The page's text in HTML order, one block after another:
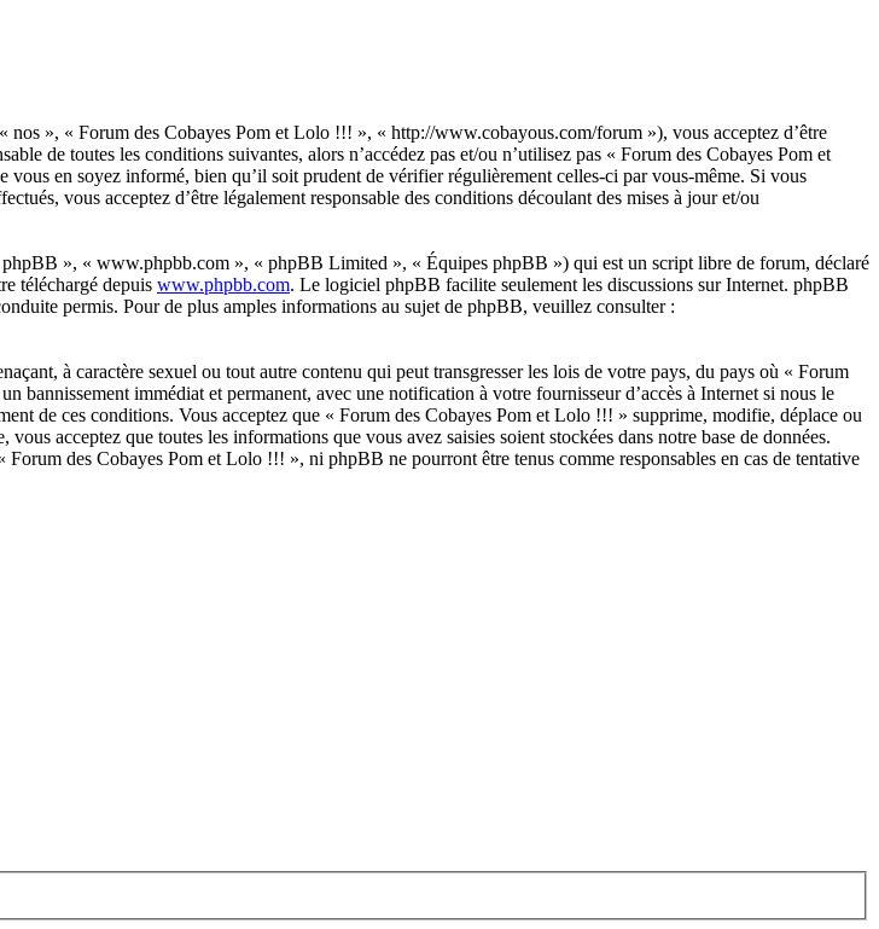
», « Forum des Cobayes Pom et Lolo !!! », « http://www.cobayous.com/forum »), vous acceptez d’être
de toutes les conditions suivantes, alors n’accédez pas et/ou n’utilisez pas « Forum des Cobayes Pom et
en soyez informé, bien qu’il soit prudent de vérifier régulièrement celles-ci par vous-même. Si vous
vous acceptez d’être légalement responsable des conditions découlant des mises à jour et/ou
», « www.phpbb.com », « phpBB Limited », « Équipes phpBB ») qui est un script libre de forum, déclaré
téléchargé depuis www.phpbb.com. Le logiciel phpBB facilite seulement les discussions sur Internet. phpBB
permis. Pour de plus amples informations au sujet de phpBB, veuillez consulter :
à caractère sexuel ou tout autre contenu qui peut transgresser les lois de votre pays, du pays où « Forum
immédiat et permanent, avec une notification à votre fournisseur d’accès à Internet si nous le
de ces conditions. Vous acceptez que « Forum des Cobayes Pom et Lolo !!! » supprime, modifie, déplace ou
acceptez que toutes les informations que vous avez saisies soient stockées dans notre base de données.
des Cobayes Pom et Lolo !!! », ni phpBB ne pourront être tenus comme responsables en cas de tentative